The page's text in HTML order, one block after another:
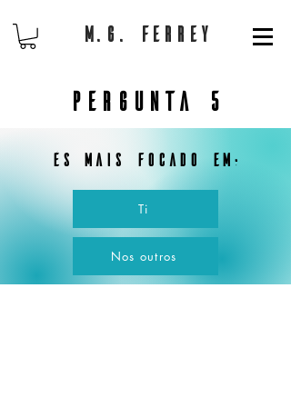
M.G. Ferrey
Pergunta 5
És mais focado em:
Ti
Nos outros